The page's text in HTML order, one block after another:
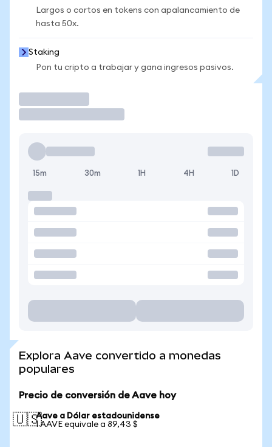
Largos o cortos en tokens con apalancamiento de
hasta 50x.
Staking
Pon tu cripto a trabajar y gana ingresos pasivos.
15m 30m 1H 4H 1D
Explora Aave convertido a monedas
populares
Precio de conversión de Aave hoy
🇺🇸Aave a Dólar estadounidense
1 AAVE equivale a 89,43 $